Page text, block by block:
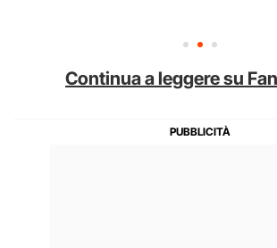
Continua a leggere su